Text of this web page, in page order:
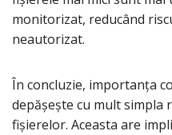
monitorizat, reducând
neautorizat.
În concluzie, importanța
depășește cu mult simpla
fișierelor. Aceasta are